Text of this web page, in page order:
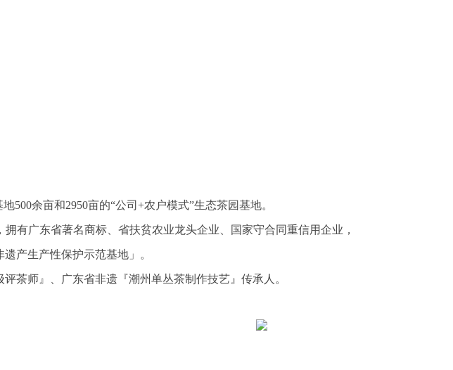
500余亩和2950亩的“公司+农户模式”生态茶园基地。
广东省著名商标、省扶贫农业龙头企业、国家守合同重信用企业，
产生产性保护示范基地」。
茶师』、广东省非遗『潮州单丛茶制作技艺』传承人。